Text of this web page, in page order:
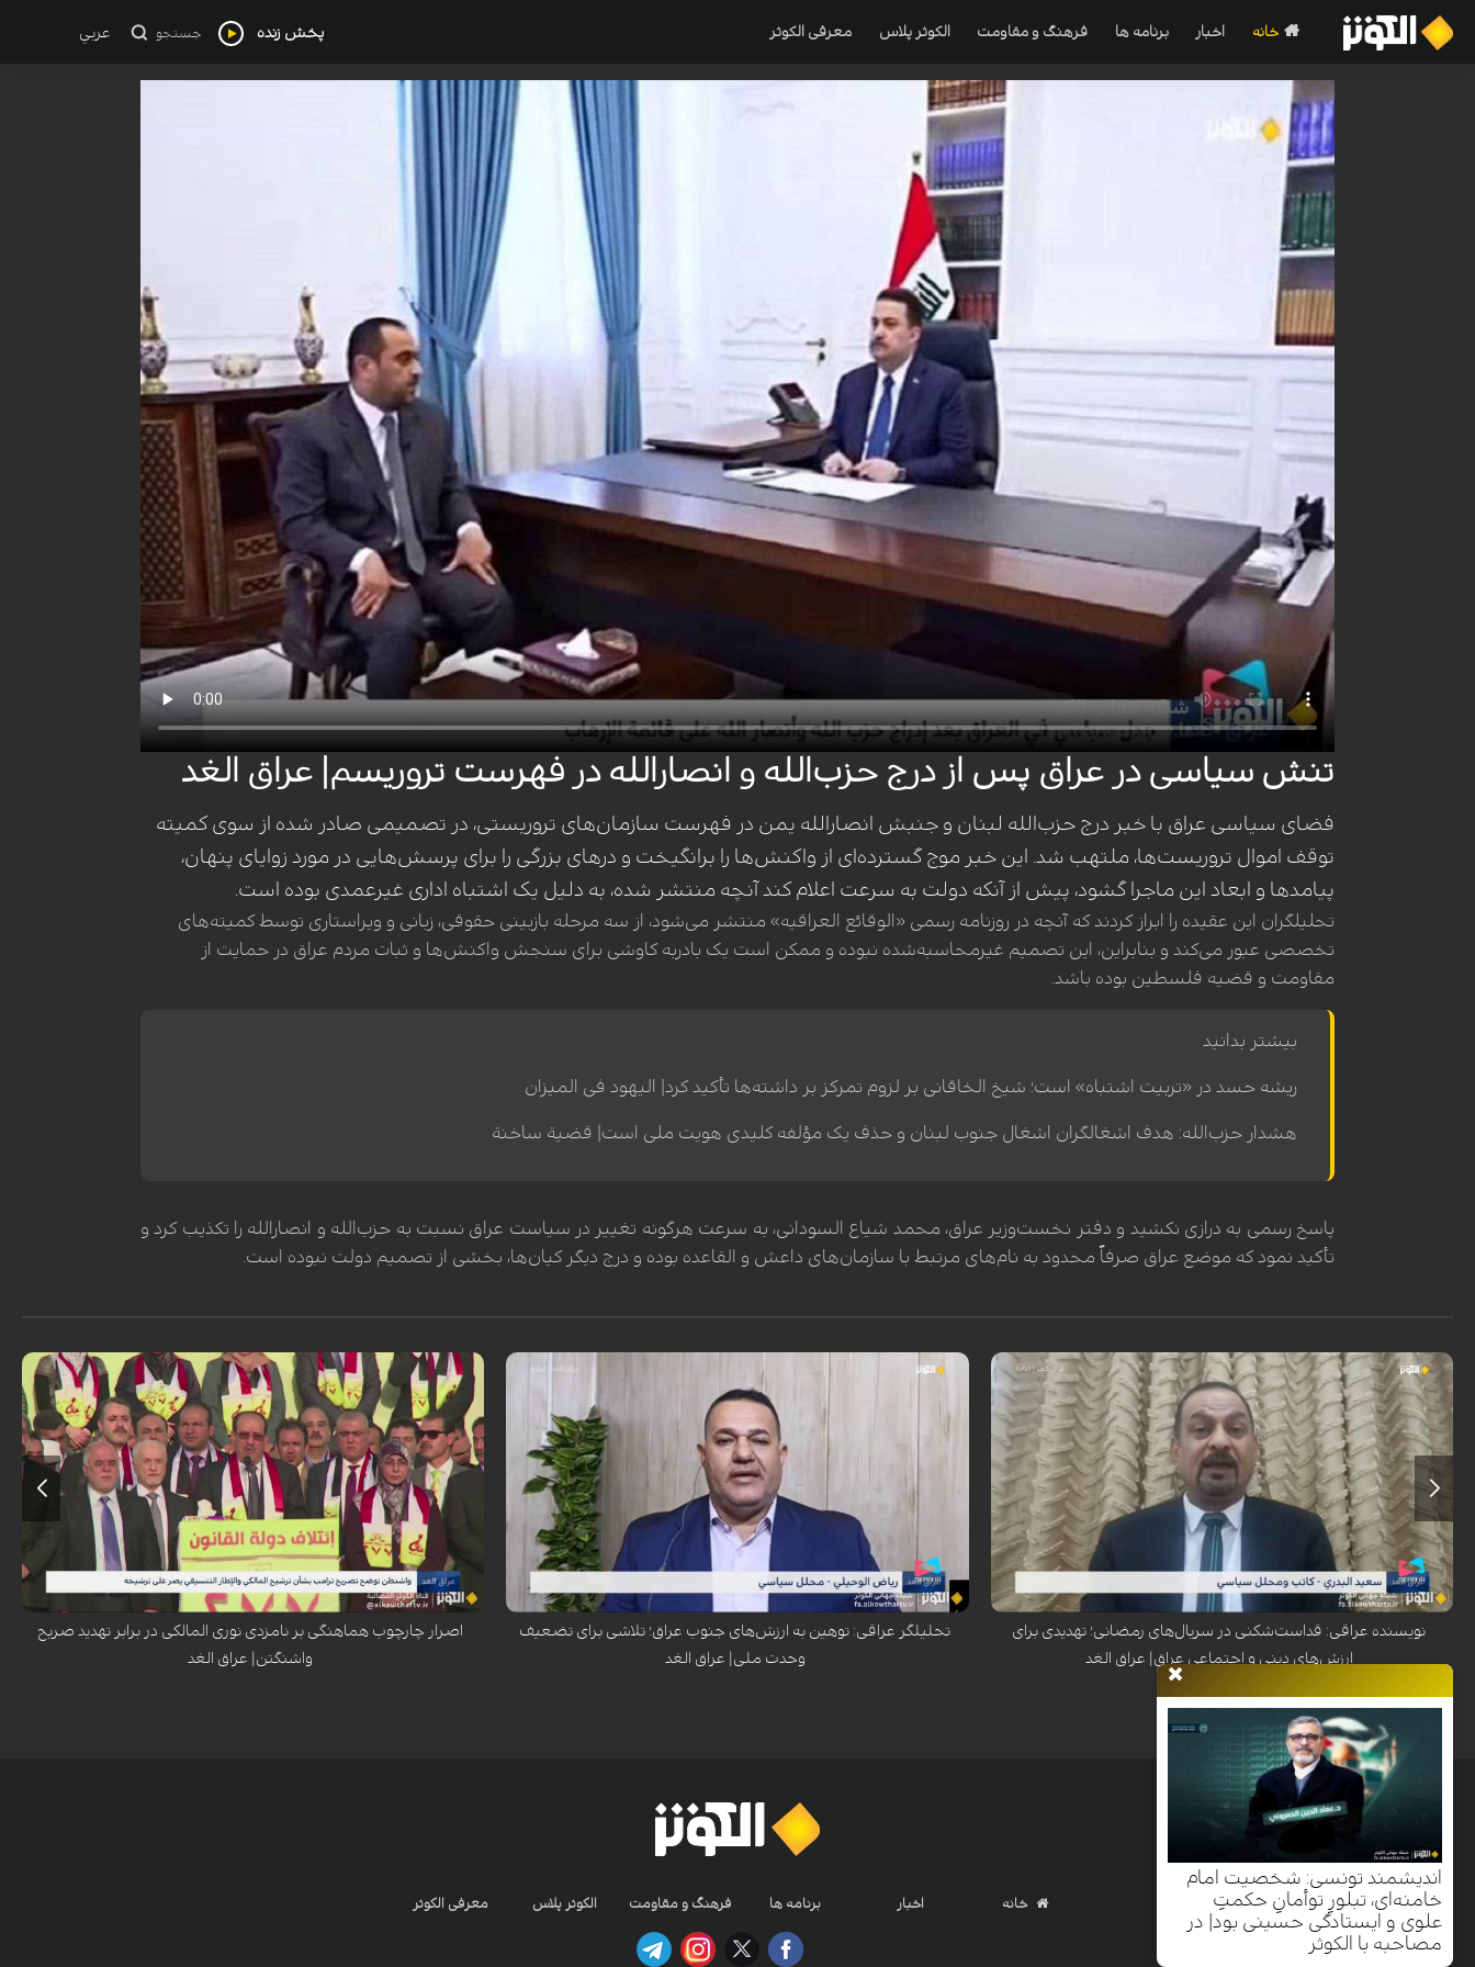
خانه اخبار برنامه ها فرهنگ و مقاومت الکوثر پلاس معرفی الکوثر پخش زنده جستجو عربي
تنش سیاسی در عراق پس از درج حزب‌الله و انصارالله در فهرست تروریسم| عراق الغد
فضای سیاسی عراق با خبر درج حزب‌الله لبنان و جنبش انصارالله یمن در فهرست سازمان‌های تروریستی، در تصمیمی صادر شده از سوی کمیته
توقف اموال تروریست‌ها، ملتهب شد. این خبر موج گسترده‌ای از واکنش‌ها را برانگیخت و درهای بزرگی را برای پرسش‌هایی در مورد زوایای پنهان،
پیامدها و ابعاد این ماجرا گشود، پیش از آنکه دولت به سرعت اعلام کند آنچه منتشر شده، به دلیل یک اشتباه اداری غیرعمدی بوده است.
تحلیلگران این عقیده را ابراز کردند که آنچه در روزنامه رسمی «الوقائع العراقیه» منتشر می‌شود، از سه مرحله بازبینی حقوقی، زبانی و ویراستاری توسط کمیته‌های
تخصصی عبور می‌کند و بنابراین، این تصمیم غیرمحاسبه‌شده نبوده و ممکن است یک بادربه کاوشی برای سنجش واکنش‌ها و ثبات مردم عراق در حمایت از
مقاومت و قضیه فلسطین بوده باشد.
بیشتر بدانید
ریشه حسد در «تربیت اشتباه» است؛ شیخ الخاقانی بر لزوم تمرکز بر داشته‌ها تأکید کرد| الیهود فی المیزان
هشدار حزب‌الله: هدف اشغالگران اشغال جنوب لبنان و حذف یک مؤلفه کلیدی هویت ملی است| قضیة ساخنة
پاسخ رسمی به درازی نکشید و دفتر نخست‌وزیر عراق، محمد شیاع السودانی، به سرعت هرگونه تغییر در سیاست عراق نسبت به حزب‌الله و انصارالله را تکذیب کرد و
تأکید نمود که موضع عراق صرفاً محدود به نام‌های مرتبط با سازمان‌های داعش و القاعده بوده و درج دیگر کیان‌ها، بخشی از تصمیم دولت نبوده است.
سعید البدري، نویسنده و تحلیلگر سیاسی عراق، با هشدار نسبت به استفاده از
نمادهای مقدس اهل‌بیت(ع) در برخی آثار نمایشی، این اقدام را تلاشی برای
هدف‌گیری سه رکن اساسی جامعه عراق یعنی مرجعیت، شعائر حسینی و عشایر
دانست.
نویسنده عراقی: قداست‌شکنی در سریال‌های رمضانی؛ تهدیدی برای
ارزش‌های دینی و اجتماعی عراق| عراق الغد
ریاض الوحیلی، تحلیلگر سیاسی عراق، با انتقاد از پخش یک سریال نمایشی در
ماه رمضان که به شخصیت‌های محیط جنوب عراق می‌پردازد، آن را هدف‌گیری
عمدی ارزش‌ها و باورهای این منطقه و تلاشی برای ضربه زدن به وحدت ملی
عراق دانست.
تحلیلگر عراقی: توهین به ارزش‌های جنوب عراق؛ تلاشی برای تضعیف
وحدت ملی| عراق الغد
توماس دینانو، معاون وزیر امور خارجه آمریکا، با فاش‌سازی موضع واشنگتن
نسبت به بازگشت نوری المالکی به نخست‌وزیری عراق هشدار داد که انتخاب او
روابط دوجانبه بغداد-واشنگتن را در معرض بازبینی قرار خواهد داد. این
موضع‌گیری در حالی است که چارچوب هماهنگی عراق بر نامزدی مالکی اصرار
دارد و دونالد ترامپ پیش‌تر از بررسی گزینه‌های جدید برای نخست‌وزیری عراق
سخن گفته بود.
اصرار چارچوب هماهنگی بر نامزدی نوری المالکی در برابر تهدید صریح
واشنگتن| عراق الغد
اندیشمند تونسی: شخصیت امام
خامنه‌ای، تبلورِ توأمانِ حکمتِ
علوی و ایستادگی حسینی بود| در
مصاحبه با الکوثر
خانه اخبار برنامه ها فرهنگ و مقاومت الکوثر پلاس معرفی الکوثر